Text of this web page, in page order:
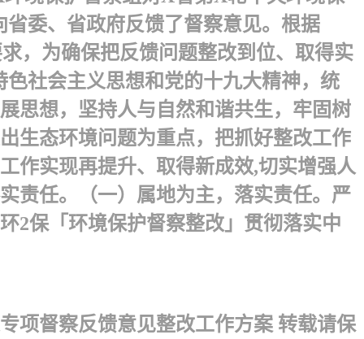
委、省政府反馈了督察意见。根据
，为确保把反馈问题整改到位、取得实
社会主义思想和党的十九大精神，统
思想，坚持人与自然和谐共生，牢固树
生态环境问题为重点，把抓好整改工作
作实现再提升、取得新成效,切实增强人
责任。（一）属地为主，落实责任。严
2保「环境保护督察整改」贯彻落实中
项督察反馈意见整改工作方案 转载请保